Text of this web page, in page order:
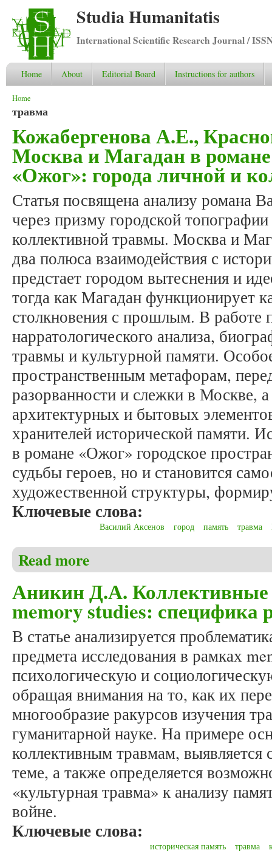
Studia Humanitatis
International Scientific Research Journal /
Home About Editorial Board Instructions for authors
You are here
Home
травма
Кожабергенова А.Е.,
Москва и Магадан в
«Ожог»: города личной и
Статья посвящена анализу романа
через призму городской
коллективной травмы. Москва и
два полюса взаимодействия с
предстает городом вытеснения и
тогда как Магадан функционирует
столкновения с прошлым. В работе
нарратологического анализа,
травмы и культурной памяти.
пространственным метафорам,
разорванности и слежки в Москве,
архитектурных и бытовых
хранителей исторической памяти.
в романе «Ожог» городское
судьбы героев, но и становится
художественной структуры,
Ключевые слова:
Василий Аксенов город память травма
Read more
Аникин Д.А.
memory studies: специфика
В статье анализируется
предмета исследования в рамках
психологическую и
обращая внимания на то, как их
многообразие ракурсов изучения
гуманитарной науке. На примере
коллективным травмам,
теме, а также определяется
«культурная травма» к анализу
войне.
Ключевые слова:
историческая память травма